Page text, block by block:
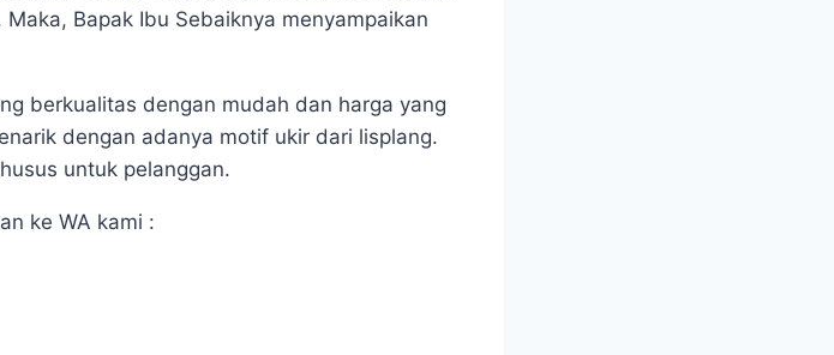
Bapak Ibu Sebaiknya menyampaikan
berkualitas dengan mudah dan harga yang
dengan adanya motif ukir dari lisplang.
untuk pelanggan.
ke WA kami :